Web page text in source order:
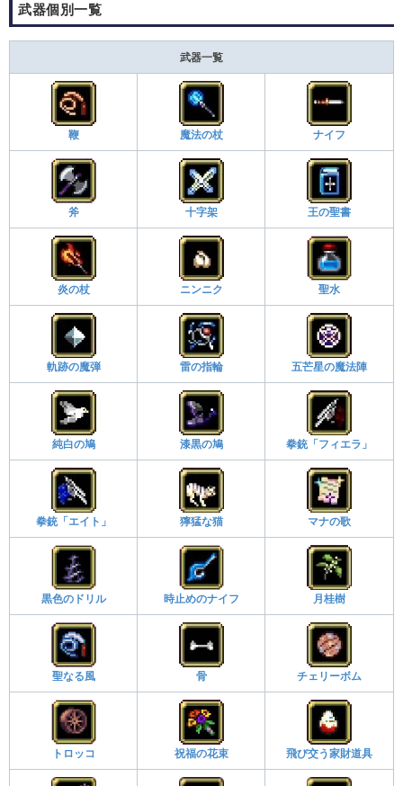
武器個別一覧
武器一覧
鞭 魔法の杖 ナイフ
斧 十字架 王の聖書
炎の杖 ニンニク 聖水
軌跡の魔弾 雷の指輪 五芒星の魔法陣
純白の鳩 漆黒の鳩 拳銃「フィエラ」
拳銃「エイト」 獰猛な猫 マナの歌
黒色のドリル 時止めのナイフ 月桂樹
聖なる風 骨 チェリーボム
トロッコ 祝福の花束 飛び交う家財道具